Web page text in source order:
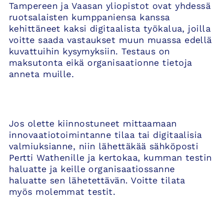
Tampereen ja Vaasan yliopistot ovat yhdessä
ruotsalaisten kumppaniensa kanssa
kehittäneet kaksi digitaalista työkalua, joilla
voitte saada vastaukset muun muassa edellä
kuvattuihin kysymyksiin. Testaus on
maksutonta eikä organisaationne tietoja
anneta muille.
Jos olette kiinnostuneet mittaamaan
innovaatiotoimintanne tilaa tai digitaalisia
valmiuksianne, niin lähettäkää sähköposti
Pertti Wathenille ja kertokaa, kumman testin
haluatte ja keille organisaatiossanne
haluatte sen lähetettävän. Voitte tilata
myös molemmat testit.